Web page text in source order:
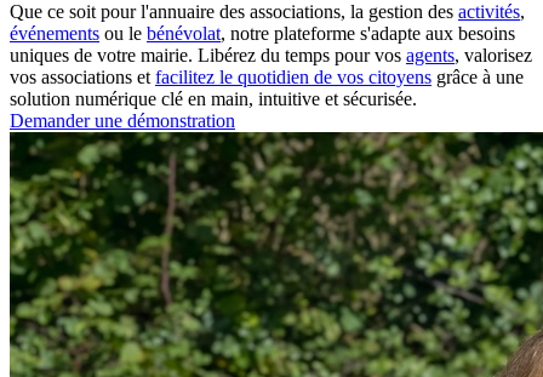
Que ce soit pour l'annuaire des associations, la gestion des activités,
événements ou le bénévolat, notre plateforme s'adapte aux besoins
uniques de votre mairie. Libérez du temps pour vos agents, valorisez
vos associations et facilitez le quotidien de vos citoyens grâce à une
solution numérique clé en main, intuitive et sécurisée.
Demander une démonstration